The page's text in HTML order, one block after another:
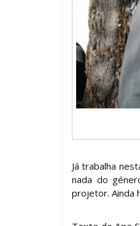
Já trabalha
nada do
projetor. Ainda